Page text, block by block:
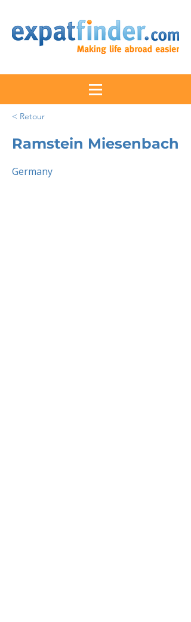
< Retour
Ramstein Miesenbach
Germany